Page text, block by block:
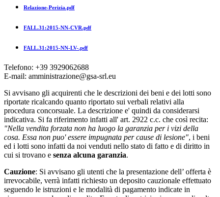
Relazione-Perizia.pdf
FALL.31:2015-NN-CVR.pdf
FALL.31:2015-NN-LV-.pdf
Telefono: +39 3929062688
E-mail: amministrazione@gsa-srl.eu
Si avvisano gli acquirenti che le descrizioni dei beni e dei lotti sono
riportate ricalcando quanto riportato sui verbali relativi alla
procedura concorsuale. La descrizione e' quindi da considerarsi
indicativa. Si fa riferimento infatti all' art. 2922 c.c. che così recita:
"Nella vendita forzata non ha luogo la garanzia per i vizi della
cosa. Essa non puo' essere impugnata per cause di lesione", i beni
ed i lotti sono infatti da noi venduti nello stato di fatto e di diritto in
cui si trovano e senza alcuna garanzia.
Cauzione: Si avvisano gli utenti che la presentazione dell’ offerta è
irrevocabile, verrà infatti richiesto un deposito cauzionale effettuato
seguendo le istruzioni e le modalità di pagamento indicate in